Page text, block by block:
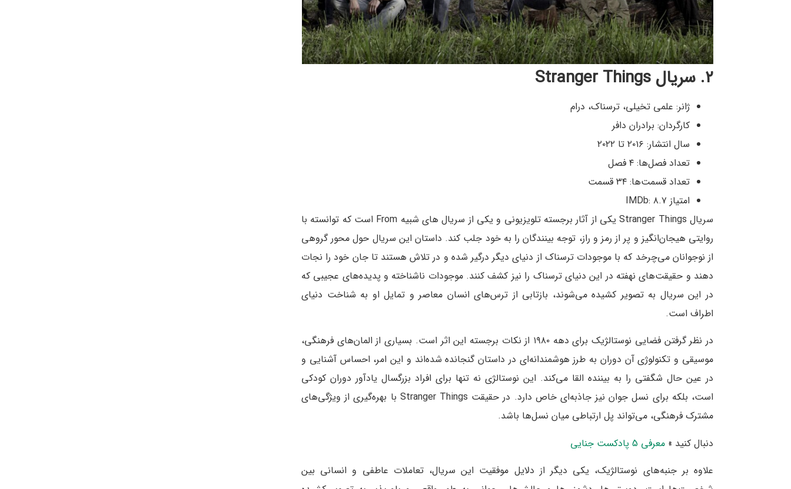
۲. سریال Stranger Things
ژانر: علمی تخیلی، ترسناک، درام
کارگردان: برادران دافر
سال انتشار: ۲۰۱۶ تا ۲۰۲۲
تعداد فصل‌ها: ۴ فصل
تعداد قسمت‌ها: ۳۴ قسمت
امتیاز IMDb: ۸.۷
سریال Stranger Things یکی از آثار برجسته تلویزیونی و یکی از سریال های شبیه From است که توانسته با
روایتی هیجان‌انگیز و پر از رمز و راز، توجه بینندگان را به خود جلب کند. داستان این سریال حول محور گروهی
از نوجوانان می‌چرخد که با موجودات ترسناک از دنیای دیگر درگیر شده و در تلاش هستند تا جان خود را نجات
دهند و حقیقت‌های نهفته در این دنیای ترسناک را نیز کشف کنند. موجودات ناشناخته و پدیده‌های عجیبی که
در این سریال به تصویر کشیده می‌شوند، بازتابی از ترس‌های انسان معاصر و تمایل او به شناخت دنیای
اطراف است.
در نظر گرفتن فضایی نوستالژیک برای دهه ۱۹۸۰ از نکات برجسته این اثر است. بسیاری از المان‌های فرهنگی،
موسیقی و تکنولوژی آن دوران به طرز هوشمندانه‌ای در داستان گنجانده شده‌اند و این امر، احساس آشنایی و
در عین حال شگفتی را به بیننده القا می‌کند. این نوستالژی نه تنها برای افراد بزرگسال یادآور دوران کودکی
است، بلکه برای نسل جوان نیز جاذبه‌ای خاص دارد. در حقیقت Stranger Things با بهره‌گیری از ویژگی‌های
مشترک فرهنگی، می‌تواند پل ارتباطی میان نسل‌ها باشد.
دنبال کنید » معرفی 5 پادکست جنایی
علاوه بر جنبه‌های نوستالژیک، یکی دیگر از دلایل موفقیت این سریال، تعاملات عاطفی و انسانی بین